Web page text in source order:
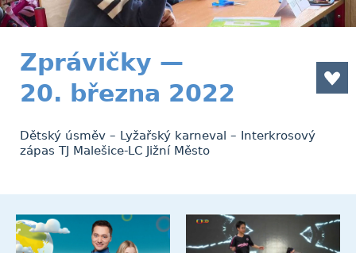
Zprávičky —
20. března 2022
Dětský úsměv – Lyžařský karneval – Interkrosový
zápas TJ Malešice-LC Jižní Město